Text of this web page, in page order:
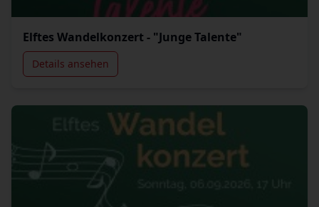
Elftes Wandelkonzert - "Junge Talente"
Details ansehen